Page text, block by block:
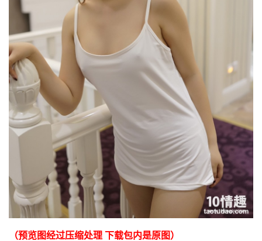
（预览图经过压缩处理 下载包内是原图）